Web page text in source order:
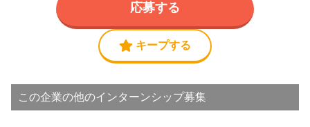
キープする
応募する
この企業の他のインターンシップ募集